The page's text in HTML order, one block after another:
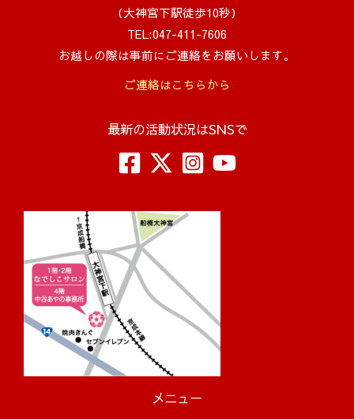
（大神宮下駅徒歩10秒）
TEL:047-411-7606
お越しの際は事前にご連絡をお願いします。
ご連絡はこちらから
最新の活動状況はSNSで
メニュー